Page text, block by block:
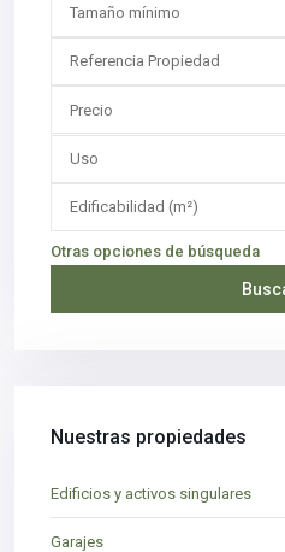
Precio
Uso
Otras opciones de búsqueda
Nuestras propiedades
Edificios y activos singulares
Garajes